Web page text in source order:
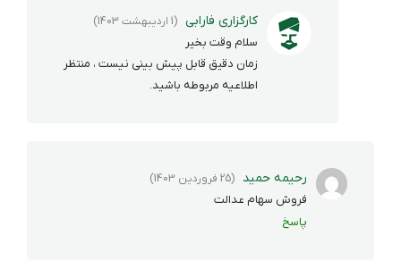
کارگزاری فارابی (1 اردیبهشت 1403)
سلام وقت بخیر
زمان دقیق قابل پیش بینی نیست ، منتظر
اطلاعیه مربوطه باشید.
رحیمه حمید (25 فروردین 1403)
فروش سهام عدالت
پاسخ